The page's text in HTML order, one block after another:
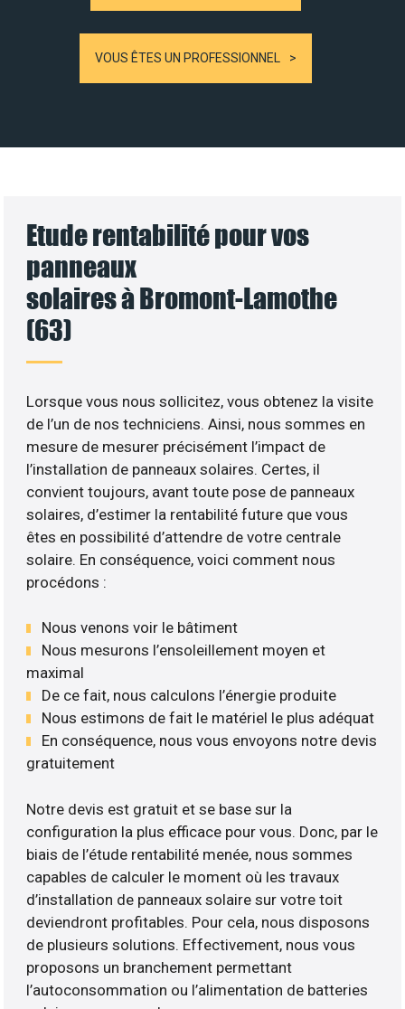
VOUS ÊTES UN PROFESSIONNEL
Etude rentabilité pour vos
panneaux
solaires à Bromont-Lamothe
(63)
Lorsque vous nous sollicitez, vous obtenez la visite
de l’un de nos techniciens. Ainsi, nous sommes en
mesure de mesurer précisément l’impact de
l’installation de panneaux solaires. Certes, il
convient toujours, avant toute pose de panneaux
solaires, d’estimer la rentabilité future que vous
êtes en possibilité d’attendre de votre centrale
solaire. En conséquence, voici comment nous
procédons :
Nous venons voir le bâtiment
Nous mesurons l’ensoleillement moyen et
maximal
De ce fait, nous calculons l’énergie produite
Nous estimons de fait le matériel le plus adéquat
En conséquence, nous vous envoyons notre devis
gratuitement
Notre devis est gratuit et se base sur la
configuration la plus efficace pour vous. Donc, par le
biais de l’étude rentabilité menée, nous sommes
capables de calculer le moment où les travaux
d’installation de panneaux solaire sur votre toit
deviendront profitables. Pour cela, nous disposons
de plusieurs solutions. Effectivement, nous vous
proposons un branchement permettant
l’autoconsommation ou l’alimentation de batteries